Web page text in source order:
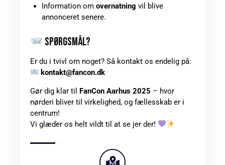
Information om overnatning vil blive
annonceret senere.
SPØRGSMÅL?
Er du i tvivl om noget? Så kontakt os endelig på:
kontakt@fancon.dk
Gør dig klar til FanCon Aarhus 2025 – hvor
nørderi bliver til virkelighed, og fællesskab er i
centrum!
Vi glæder os helt vildt til at se jer der!